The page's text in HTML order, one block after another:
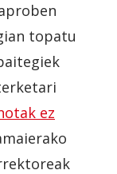
topatu
ez